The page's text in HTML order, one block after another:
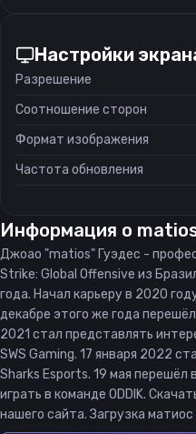
Настройки
Разрешение
Соотношение сторон
Формат изображения
Частота обновления
Информация о
Джоао "matios" Гуэдес -
Strike: Global Offensive из
года. Начал карьеру в 2020
декабре этого же года
2021 стал представлять
SWS Gaming. 17 января 2022
Sharks Esports. 19 мая
играть в команде ODDIK.
нашего сайта. Загрузка